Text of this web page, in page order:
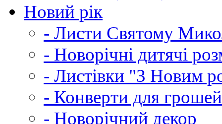
Новий рік
- Листи Святому
- Новорічні дитячі
- Листівки "З Новим
- Конверти для
- Новорічний декор